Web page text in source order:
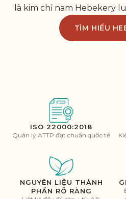
là kim chỉ nam Hebekery
TÌM HIỂU
ISO 22000:2018
Quản lý ATTP đạt chuẩn quốc tế
NGUYÊN LIỆU THÀNH
PHẦN RÕ RÀNG